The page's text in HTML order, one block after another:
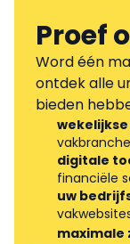
Proef
Word één
ontdek alle
bieden
vakbranche
digitale
financiële
uw